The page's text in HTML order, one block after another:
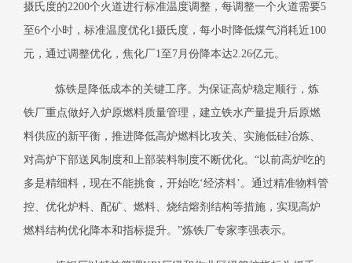
摄氏度的2200个火道进行标准温度调整，每调整一个火道需要5
至6个小时，标准温度优化1摄氏度，每小时降低煤气消耗近100
元，通过调整优化，焦化厂1至7月份降本达2.26亿元。
炼铁是降低成本的关键工序。为保证高炉稳定顺行，炼
铁厂重点做好入炉原燃料质量管理，建立铁水产量提升后原燃
料供应的新平衡，推进降低高炉燃料比攻关、实施低硅冶炼、
对高炉下部送风制度和上部装料制度不断优化。 “以前高炉吃的
多是精细料，现在不能挑食，开始吃‘经济料’。通过精准物料管
控、优化炉料、配矿、燃料、烧结熔剂结构等措施，实现高炉
燃料结构优化降本和指标提升。”炼铁厂专家李强表示。